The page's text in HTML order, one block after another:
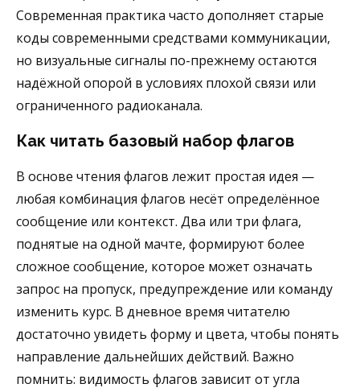
Современная практика часто дополняет старые
коды современными средствами коммуникации,
но визуальные сигналы по-прежнему остаются
надёжной опорой в условиях плохой связи или
ограниченного радиоканала.
Как читать базовый набор флагов
В основе чтения флагов лежит простая идея —
любая комбинация флагов несёт определённое
сообщение или контекст. Два или три флага,
поднятые на одной мачте, формируют более
сложное сообщение, которое может означать
запрос на пропуск, предупреждение или команду
изменить курс. В дневное время читателю
достаточно увидеть форму и цвета, чтобы понять
направление дальнейших действий. Важно
помнить: видимость флагов зависит от угла